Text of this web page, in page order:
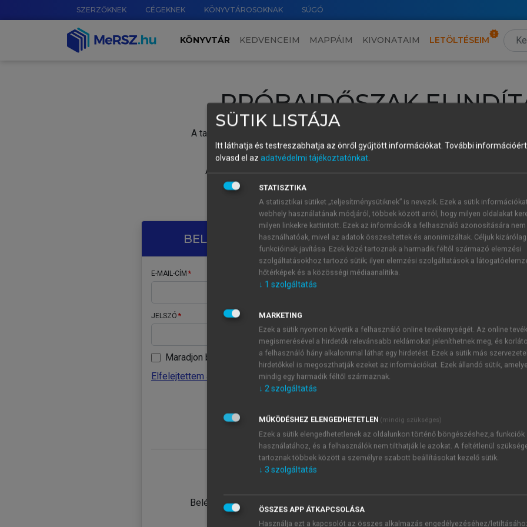
SZERZŐKNEK CÉGEKNEK KÖNYVTÁROSOKNAK SÚGÓ
KÖNYVTÁR KEDVENCEIM MAPPÁIM KIVONATAIM LETÖLTÉSEIM
PRÓBAIDŐSZAK
A tartalom megtekintéséhez lépj be a saját fiókoddal, iskolai azonosítóddal vagy
Új felhasználóként1 óra díjmentes hozzáférésrevagy
A próbaidőszak elindításához,
vagy hozz
A regisztráció után a
BELÉPÉS SAJÁT FIÓKKAL
E-MAIL-CÍM
JELSZÓ
Maradjon belépve
Elfelejtettem a jelszavamat
Belépés intézményi azonosítóval
ÚJ FIÓK
1 óra
JELSZÓ
Kérek értesítést a MeRSZ
Kérek értesítést az
SÜTIK LISTÁJA
Itt láthatja és testreszabhatja az önről gyűjtött információkat. További
olvasd el az adatvédelmi tájékoztatónkat.
STATISZTIKA
A statisztikai sütiket „teljesítménysütiknek” is nevezik. Ezek a sütik
webhely használatának módjáról, többek között arról, hogy milyen oldalakat
milyen linkekre kattintott. Ezek az információk a felhasználó azonosítására nem
használhatóak, mivel az adatok összesítettek és anonimizáltak. Céljuk
funkcióinak javítása. Ezek közé tartoznak a harmadik féltől származó elemzési
szolgáltatásokhoz tartozó sütik; ilyen elemzési szolgáltatások a
hőtérképek és a közösségi médiaanalitika.
↓ 1 szolgáltatás
MARKETING
Ezek a sütik nyomon követik a felhasználó online tevékenységét. Az online
megismerésével a hirdetők relevánsabb reklámokat jeleníthetnek meg, és
a felhasználó hány alkalommal láthat egy hirdetést. Ezek a sütik más
hirdetőkkel is megoszthatják ezeket az információkat. Ezek állandó sütik,
mindig egy harmadik féltől származnak.
↓ 2szolgáltatás
MŰKÖDÉSHEZ ELENGEDHETETLEN (mindig szükséges)
Ezek a sütik elengedhetetlenek az oldalunkon történő böngészéshez,a funkciók
használatához, és a felhasználók nem tilthatják le azokat. A feltétlenül
tartoznak többek között a személyre szabott beállításokat kezelő sütik.
↓ 3 szolgáltatás
ÖSSZES APP ÁTKAPCSOLÁSA
Használja ezt a kapcsolót az összes alkalmazás engedélyezéséhez/